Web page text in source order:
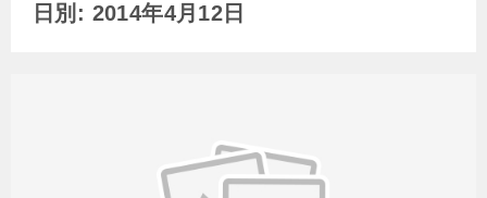
日別: 2014年4月12日